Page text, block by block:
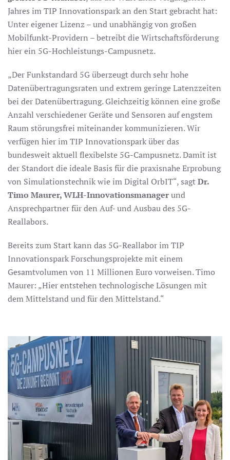
Jahres im TIP Innovationspark an den Start gebracht hat:
Unter eigener Lizenz – und unabhängig von großen
Mobilfunkt-Providern – betreibt die Wirtschaftsförderung
hier ein 5G-Hochleistungs-Campusnetz.
„Der Funkstandard 5G überzeugt durch sehr hohe
Datenübertragungsraten und extrem geringe Latenzzeiten
bei der Datenübertragung. Gleichzeitig können eine große
Anzahl verschiedener Geräte und Sensoren auf engstem
Raum störungsfrei miteinander kommunizieren. Wir
verfügen hier im TIP Innovationspark über das
bundesweit aktuell flexibelste 5G-Campusnetz. Damit ist
der Standort die ideale Basis für die praxisnahe Erprobung
von Simulationstechnik wie im Digital OrbIT“, sagtDr.
Timo Maurer, WLH-Innovationsmanagerund
Ansprechpartner für den Auf- und Ausbau des 5G-
Reallabors.
Bereits zum Start kann das 5G-Reallabor im TIP
Innovationspark Forschungsprojekte mit einem
Gesamtvolumen von 11 Millionen Euro vorweisen. Timo
Maurer: „Hier entstehen technologische Lösungen mit
dem Mittelstand und für den Mittelstand.“